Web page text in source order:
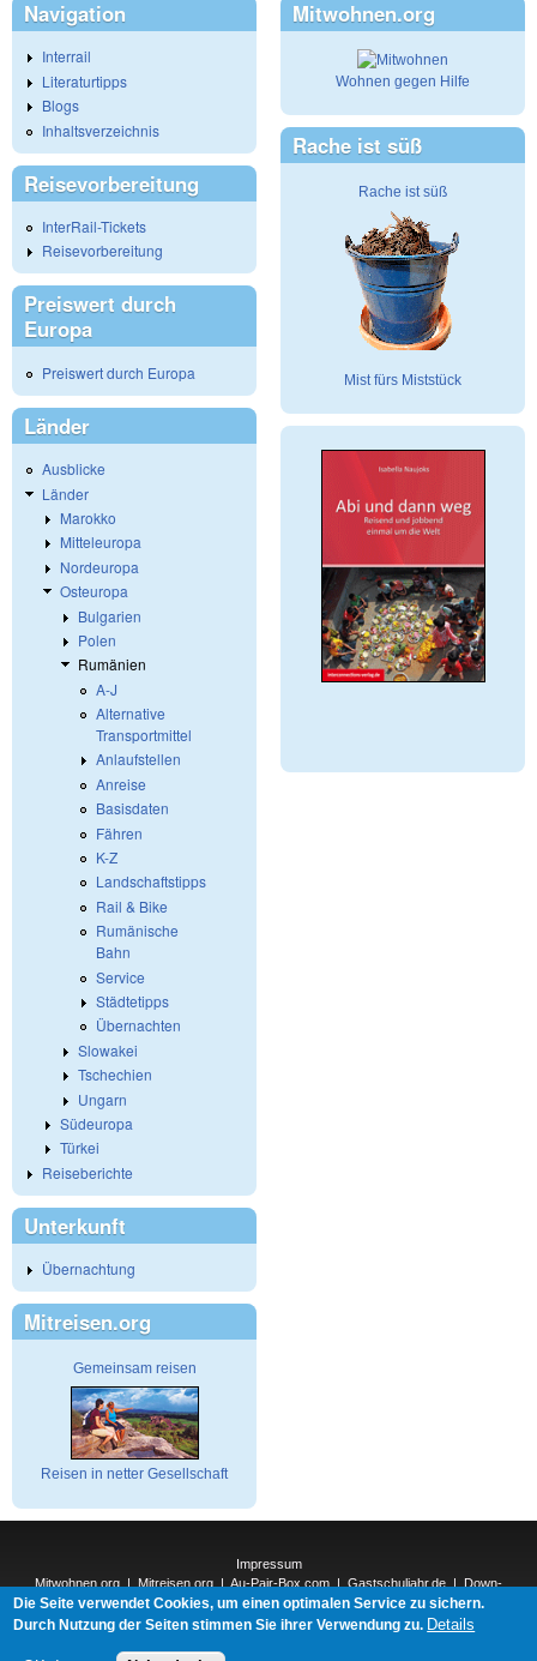
Navigation
Interrail
Literaturtipps
Blogs
Inhaltsverzeichnis
Reisevorbereitung
InterRail-Tickets
Reisevorbereitung
Preiswert durch
Europa
Preiswert durch Europa
Länder
Ausblicke
Länder
Marokko
Mitteleuropa
Nordeuropa
Osteuropa
Bulgarien
Polen
Rumänien
A-J
Alternative
Transportmittel
Anlaufstellen
Anreise
Basisdaten
Fähren
K-Z
Landschaftstipps
Rail & Bike
Rumänische
Bahn
Service
Städtetipps
Übernachten
Slowakei
Tschechien
Ungarn
Südeuropa
Türkei
Reiseberichte
Unterkunft
Übernachtung
Mitreisen.org
Gemeinsam reisen
Reisen in netter Gesellschaft
Mitwohnen.org
Wohnen gegen Hilfe
Rache ist süß
Rache ist süß
Mist fürs Miststück
Impressum
Mitwohnen.org
Mitreisen.org Au-Pair-Box.com Gastschuljahr.de
Down-
Under.org |Elderpair.com|
Interconnections-Verlag.de|Natur-und-Umwelt.org|ReiseTops.com|
Die Seite verwendet Cookies, um einen optimalen Service zu sichern.
Durch Nutzung der Seiten stimmen Sie ihrer Verwendung zu. Details